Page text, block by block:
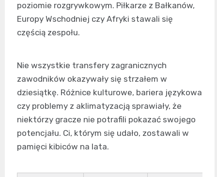
poziomie rozgrywkowym. Piłkarze z Bałkanów,
Europy Wschodniej czy Afryki stawali się
częścią zespołu.
Nie wszystkie transfery zagranicznych
zawodników okazywały się strzałem w
dziesiątkę. Różnice kulturowe, bariera językowa
czy problemy z aklimatyzacją sprawiały, że
niektórzy gracze nie potrafili pokazać swojego
potencjału. Ci, którym się udało, zostawali w
pamięci kibiców na lata.